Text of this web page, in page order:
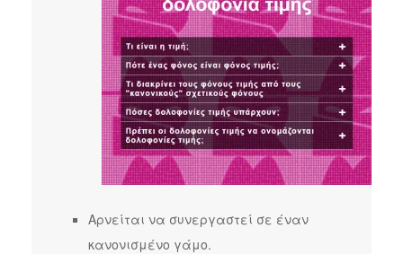
Αρνείται να συνεργαστεί σε έναν
κανονισμένο γάμο.